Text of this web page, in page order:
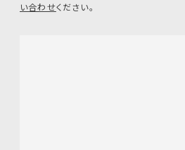
い合わせください。